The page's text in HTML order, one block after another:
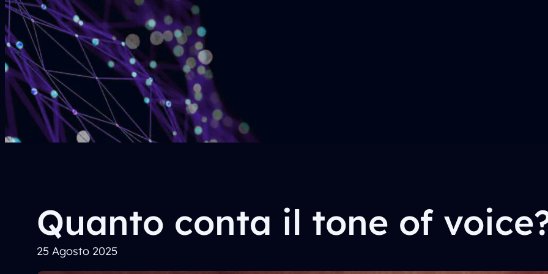
Quanto conta il tone of
25 Agosto 2025